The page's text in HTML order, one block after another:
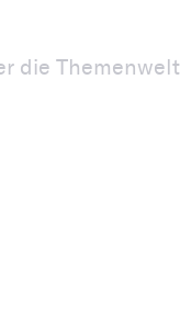
die Themenwelt